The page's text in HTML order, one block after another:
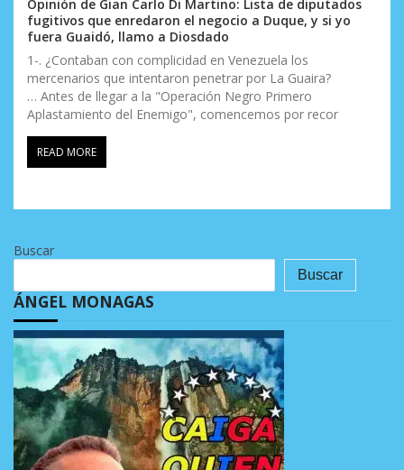
Opinión de Gian Carlo Di Martino: Lista de diputados
fugitivos que enredaron el negocio a Duque, y si yo
fuera Guaidó, llamo a Diosdado
1-. ¿Contaban con complicidad en Venezuela los
mercenarios que intentaron penetrar por La Guaira?
… Antes de llegar a la "Operación Negro Primero
Aplastamiento del Enemigo", comencemos por recor
READ MORE
Buscar
Buscar
ÁNGEL MONAGAS